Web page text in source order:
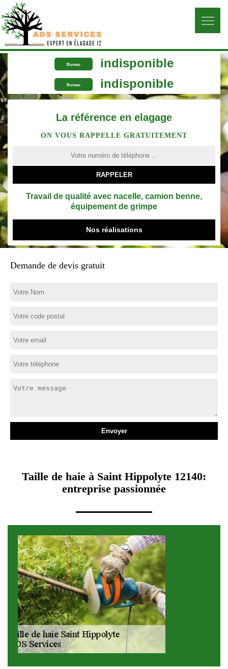
Bureau indisponible
Bureau indisponible
La référence en elagage
ON VOUS RAPPELLE GRATUITEMENT
Travail de qualité avec nacelle, camion benne,
équipement de grimpe
Nos réalisations
Demande de devis gratuit
Taille de haie à Saint Hippolyte 12140:
entreprise passionnée